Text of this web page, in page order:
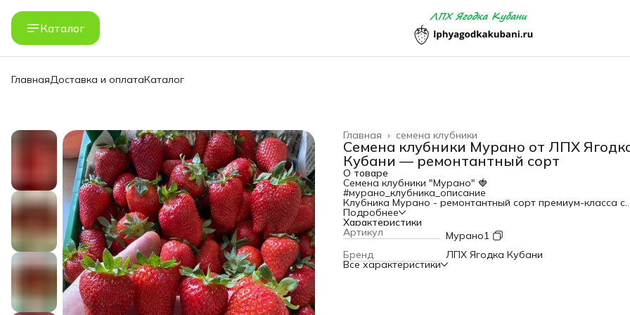
Каталог
ГлавнаяДоставка и оплатаКаталог
семена клубники
Главная ›
Семена клубники Мурано от ЛПХ
Кубани — ремонтантный сорт
О товаре
Семена клубники "Мурано" 🍓
#мурано_клубника_описание
Клубника Мурано - ремонтантный сорт премиум-класса с
непрерывным плодоношением с мая по ноябрь (на юге
и возможностью круглогодичного выращивания в
условиях.
Мурано— один из самых вкусных, урожайных и
универсальных сортов клубники. Отлично подходит как
частных садоводов, так и для коммерческого
🌱 Особенности сорта:
Подробнее
Характеристики
Артикул
Мурано1
Бренд
ЛПХ Ягодка Кубани
Все характеристики